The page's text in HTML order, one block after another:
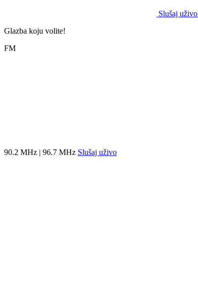
Slušaj uživo
Glazba koju volite!
FM
90.2 MHz | 96.7 MHz Slušaj uživo